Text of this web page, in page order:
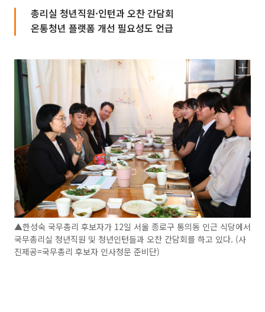
총리실 청년직원·인턴과 오찬 간담회
온통청년 플랫폼 개선 필요성도 언급
▲한성숙 국무총리 후보자가 12일 서울 종로구 통의동 인근 식당에서
국무총리실 청년직원 및 청년인턴들과 오찬 간담회를 하고 있다. (사
진제공=국무총리 후보자 인사청문 준비단)